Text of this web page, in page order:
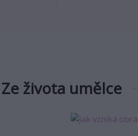
Ze života umělce